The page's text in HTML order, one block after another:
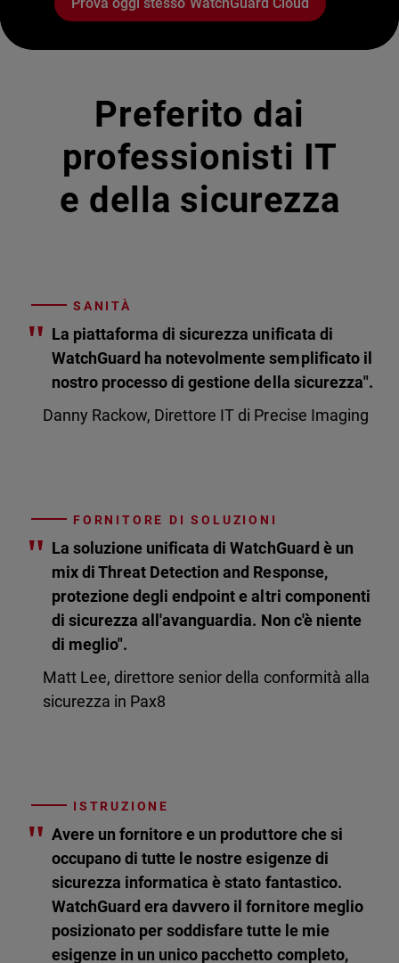
Preferito dai
professionisti IT
e della sicurezza
SANITÀ
" La piattaforma di sicurezza unificata di
WatchGuard ha notevolmente semplificato il
nostro processo di gestione della sicurezza".
Danny Rackow, Direttore IT di Precise Imaging
FORNITORE DI SOLUZIONI
" La soluzione unificata di WatchGuard è un
mix di Threat Detection and Response,
protezione degli endpoint e altri componenti
di sicurezza all'avanguardia. Non c'è niente
di meglio".
Matt Lee, direttore senior della conformità alla
sicurezza in Pax8
ISTRUZIONE
" Avere un fornitore e un produttore che si
occupano di tutte le nostre esigenze di
sicurezza informatica è stato fantastico.
WatchGuard era davvero il fornitore meglio
posizionato per soddisfare tutte le mie
esigenze in un unico pacchetto completo,